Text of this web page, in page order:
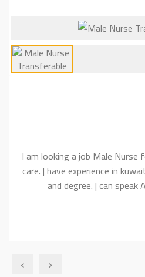
l am looking a job Male Nurse
care. | have experience in
and degree. | can speak
‹
›